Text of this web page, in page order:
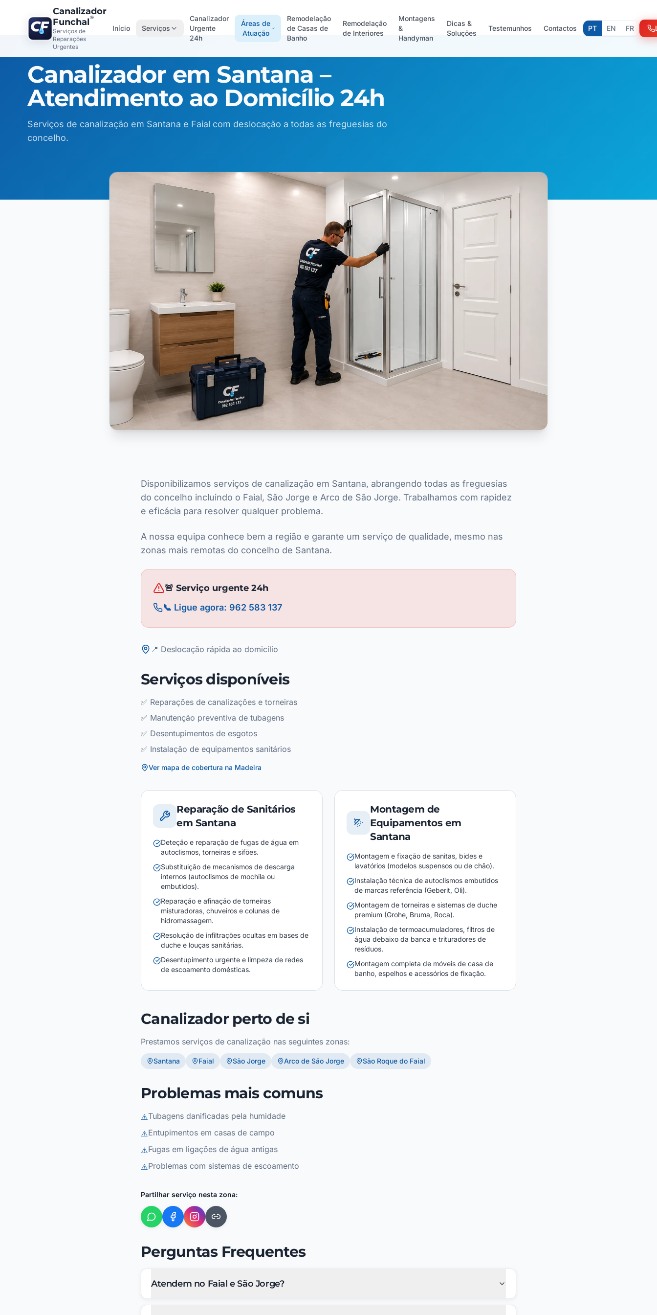
Canalizador
Funchal®
Serviços de
Reparações
Urgentes
Início Serviços
Canalizador
Urgente
24h
Áreas de
Atuação
Remodelação
de Casas de
Banho
Remodelação
de Interiores
Montagens
&
Handyman
Dicas &
Soluções
Testemunhos Contactos PT EN FR
Canalizador em Santana –
Atendimento ao Domicílio 24h
Serviços de canalização em Santana e Faial com deslocação a todas as freguesias do
concelho.
Disponibilizamos serviços de canalização em Santana, abrangendo todas as freguesias
do concelho incluindo o Faial, São Jorge e Arco de São Jorge. Trabalhamos com rapidez
e eficácia para resolver qualquer problema.
A nossa equipa conhece bem a região e garante um serviço de qualidade, mesmo nas
zonas mais remotas do concelho de Santana.
🚨 Serviço urgente 24h
📞 Ligue agora: 962 583 137
📍 Deslocação rápida ao domicílio
Serviços disponíveis
✅ Reparações de canalizações e torneiras
✅ Manutenção preventiva de tubagens
✅ Desentupimentos de esgotos
✅ Instalação de equipamentos sanitários
Ver mapa de cobertura na Madeira
Reparação de Sanitários
em Santana
Deteção e reparação de fugas de água em
autoclismos, torneiras e sifões.
Substituição de mecanismos de descarga
internos (autoclismos de mochila ou
embutidos).
Reparação e afinação de torneiras
misturadoras, chuveiros e colunas de
hidromassagem.
Resolução de infiltrações ocultas em bases de
duche e louças sanitárias.
Desentupimento urgente e limpeza de redes
de escoamento domésticas.
Montagem de
Equipamentos em
Santana
Montagem e fixação de sanitas, bides e
lavatórios (modelos suspensos ou de chão).
Instalação técnica de autoclismos embutidos
de marcas referência (Geberit, Oli).
Montagem de torneiras e sistemas de duche
premium (Grohe, Bruma, Roca).
Instalação de termoacumuladores, filtros de
água debaixo da banca e trituradores de
resíduos.
Montagem completa de móveis de casa de
banho, espelhos e acessórios de fixação.
Canalizador perto de si
Prestamos serviços de canalização nas seguintes zonas:
Santana Faial São Jorge Arco de São Jorge São Roque do Faial
Problemas mais comuns
⚠️Tubagens danificadas pela humidade
⚠️Entupimentos em casas de campo
⚠️Fugas em ligações de água antigas
⚠️Problemas com sistemas de escoamento
Partilhar serviço nesta zona:
Perguntas Frequentes
Atendem no Faial e São Jorge?